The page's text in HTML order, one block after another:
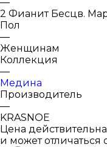
2 Фианит Бесцв.
Пол
—
Женщинам
Коллекция
—
Медина
Производитель
—
KRASNOE
Цена
и может отличаться